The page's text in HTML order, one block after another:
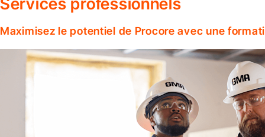
Maximisez le potentiel de Procore avec une